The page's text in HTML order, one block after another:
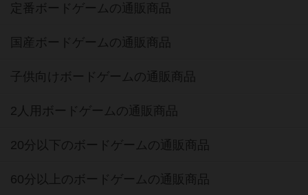
定番ボードゲームの通販商品
国産ボードゲームの通販商品
子供向けボードゲームの通販商品
2人用ボードゲームの通販商品
20分以下のボードゲームの通販商品
60分以上のボードゲームの通販商品